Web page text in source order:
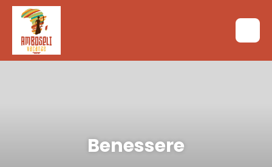
Benessere